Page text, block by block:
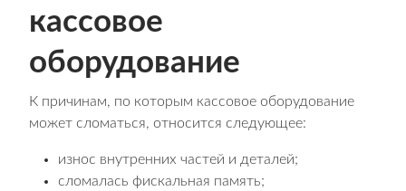
кассовое
оборудование
К причинам, по которым кассовое оборудование
может сломаться, относится следующее:
износ внутренних частей и деталей;
сломалась фискальная память;